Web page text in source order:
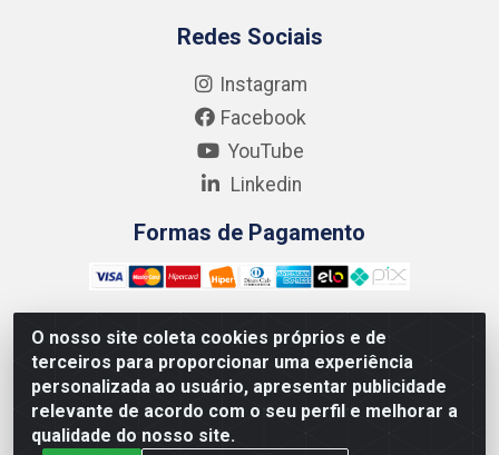
O nosso site coleta cookies próprios e de
terceiros para proporcionar uma experiência
personalizada ao usuário, apresentar publicidade
relevante de acordo com o seu perfil e melhorar a
qualidade do nosso site.
Redes Sociais
Instagram
Facebook
YouTube
Linkedin
Formas de Pagamento
Kgmlan Distribuidora LTDA - CNPJ 18.217.682/0001-54 -
Rua Pedro de Barros Cavalcante, 58 - Bultrins, Olinda/PE
- CEP 53320-110